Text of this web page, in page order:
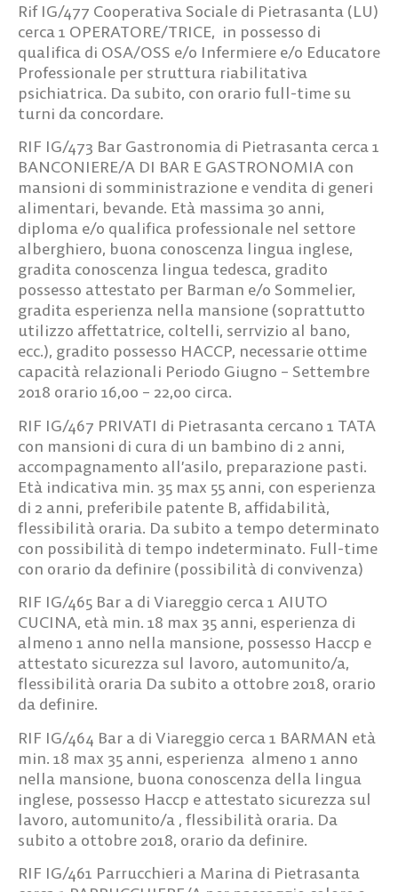
Rif IG/477 Cooperativa Sociale di Pietrasanta (LU)
cerca1 OPERATORE/TRICE, in possesso di
qualifica di OSA/OSS e/o Infermiere e/o Educatore
Professionale per struttura riabilitativa
psichiatrica. Da subito, con orario full-time su
turni da concordare.
RIF IG/473 Bar Gastronomia di Pietrasanta cerca1
BANCONIERE/A DI BAR E GASTRONOMIA con
mansioni di somministrazione e vendita di generi
alimentari, bevande. Età massima 30 anni,
diploma e/o qualifica professionale nel settore
alberghiero, buona conoscenza lingua inglese,
gradita conoscenza lingua tedesca, gradito
possesso attestato per Barman e/o Sommelier,
gradita esperienza nella mansione (soprattutto
utilizzo affettatrice, coltelli, serrvizio al bano,
ecc.), gradito possesso HACCP, necessarie ottime
capacità relazionali Periodo Giugno – Settembre
2018 orario 16,00 – 22,00 circa.
RIF IG/467 PRIVATI di Pietrasanta cercano 1 TATA
con mansioni di cura di un bambino di 2 anni,
accompagnamento all’asilo, preparazione pasti.
Età indicativa min. 35 max 55 anni, con esperienza
di 2 anni, preferibile patente B, affidabilità,
flessibilità oraria. Da subito a tempo determinato
con possibilità di tempo indeterminato. Full-time
con orario da definire (possibilità di convivenza)
RIF IG/465 Bar a di Viareggio cerca1 AIUTO
CUCINA, età min. 18 max 35 anni, esperienza di
almeno 1 anno nella mansione, possesso Haccp e
attestato sicurezza sul lavoro, automunito/a,
flessibilità oraria Da subito a ottobre 2018, orario
da definire.
RIF IG/464 Bar a di Viareggio cerca 1 BARMAN età
min. 18 max 35 anni, esperienza almeno 1 anno
nella mansione, buona conoscenza della lingua
inglese, possesso Haccp e attestato sicurezza sul
lavoro, automunito/a , flessibilità oraria. Da
subito a ottobre 2018, orario da definire.
RIF IG/461 Parrucchieri a Marina di Pietrasanta